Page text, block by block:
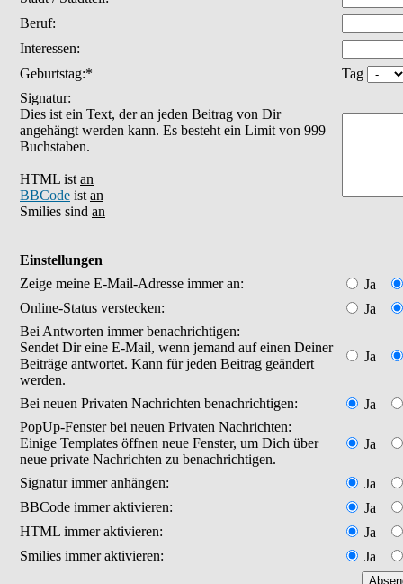
Beruf:
Interessen:
Geburtstag:*
Tag
Signatur:
Dies ist ein Text, der an jeden Beitrag von Dir
angehängt werden kann. Es besteht ein Limit von 999
Buchstaben.
HTML ist an
BBCode ist an
Smilies sind an
Einstellungen
Zeige meine E-Mail-Adresse immer an:
Ja
Online-Status verstecken:
Ja
Bei Antworten immer benachrichtigen:
Sendet Dir eine E-Mail, wenn jemand auf einen Deiner
Beiträge antwortet. Kann für jeden Beitrag geändert
werden.
Ja
Bei neuen Privaten Nachrichten benachrichtigen:
Ja
PopUp-Fenster bei neuen Privaten Nachrichten:
Einige Templates öffnen neue Fenster, um Dich über
neue private Nachrichten zu benachrichtigen.
Ja
Signatur immer anhängen:
Ja
BBCode immer aktivieren:
Ja
HTML immer aktivieren:
Ja
Smilies immer aktivieren:
Ja